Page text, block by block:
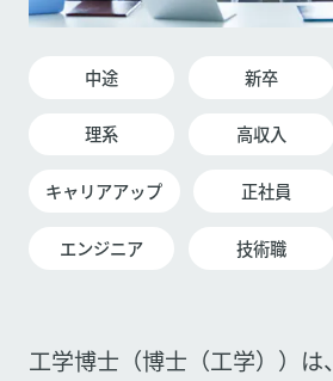
中途 新卒
理系 高収入
キャリアアップ 正社員
エンジニア 技術職
工学博士（博士（工学））